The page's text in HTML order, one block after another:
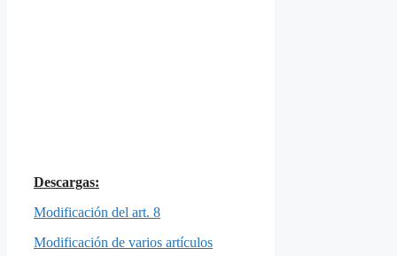
Descargas:
Modificación del art. 8
Modificación de varios artículos